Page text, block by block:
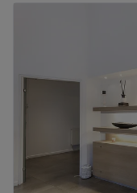
Situé à Bruxelles,
bien-être à
professionnelle et